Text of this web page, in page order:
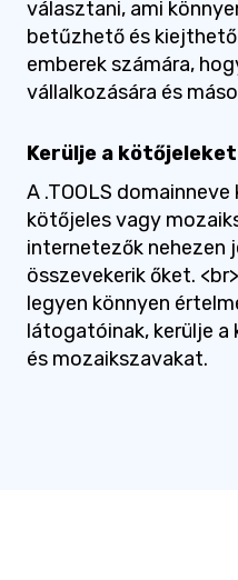
választani, ami
betűzhető és
emberek számára,
vállalkozására és
Kerülje a
A .TOOLS
kötőjeles vagy
internetezők nehezen
összevekerik őket.
legyen könnyen
látogatóinak, kerülje
és mozaikszavakat.